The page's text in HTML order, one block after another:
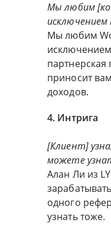
Мы любим
Мы любим
исключением
приносит
доходов.
4. Интрига
[Клиент]
можете
Алан Ли из
одного
узнать тоже.